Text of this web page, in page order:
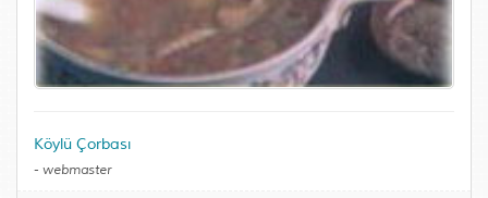
Köylü Çorbası
- webmaster